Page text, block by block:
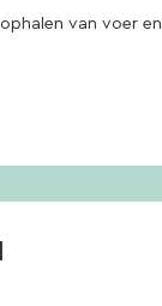
van voer en